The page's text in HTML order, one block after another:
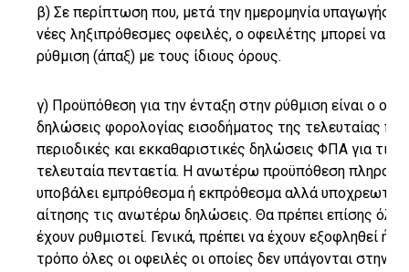
β) Σε περίπτωση που, μετά την ημερομηνία υπαγωγής
νέες ληξιπρόθεσμες οφειλές, ο οφειλέτης μπορεί να
ρύθμιση (άπαξ) με τους ίδιους όρους.
γ) Προϋπόθεση για την ένταξη στην ρύθμιση είναι ο
δηλώσεις φορολογίας εισοδήματος της τελευταίας
περιοδικές και εκκαθαριστικές δηλώσεις ΦΠΑ για τις
τελευταία πενταετία. Η ανωτέρω προϋπόθεση
υποβάλει εμπρόθεσμα ή εκπρόθεσμα αλλά
αίτησης τις ανωτέρω δηλώσεις. Θα πρέπει επίσης όλα
έχουν ρυθμιστεί. Γενικά, πρέπει να έχουν εξοφληθεί ή
τρόπο όλες οι οφειλές οι οποίες δεν υπάγονται στην